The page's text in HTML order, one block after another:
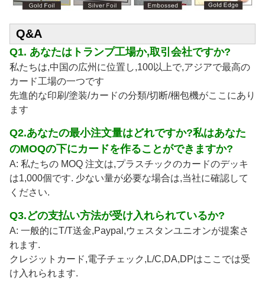
Q&A
Q1. あなたはトランプ工場か,取引会社ですか?
私たちは,中国の広州に位置し,100以上で,アジアで最高の
カード工場の一つです
先進的な印刷/塗装/カードの分類/切断/梱包機がここにあり
ます
Q2.あなたの最小注文量はどれですか?私はあなた
のMOQの下にカードを作ることができますか?
A: 私たちの MOQ 注文は,プラスチックのカードのデッキ
は1,000個です. 少ない量が必要な場合は,当社に確認して
ください.
Q3.どの支払い方法が受け入れられているか?
A: 一般的にT/T送金,Paypal,ウェスタンユニオンが提案さ
れます.
クレジットカード,電子チェック,L/C,DA,DPはここでは受
け入れられます.